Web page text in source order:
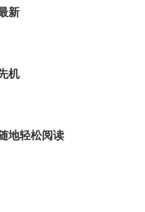
新
机
地轻松阅读